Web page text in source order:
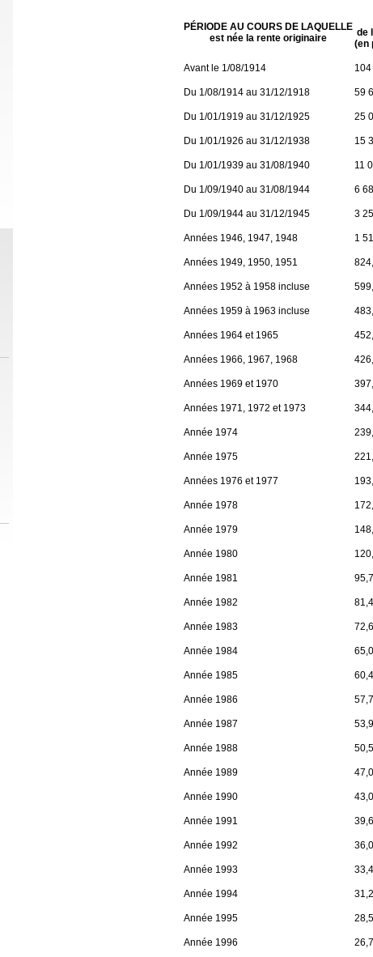
PÉRIODE AU COURS DE LAQUELLE
est née la rente originaire
de
(en
Avant le 1/08/1914
Du 1/08/1914 au 31/12/1918 59
Du 1/01/1919 au 31/12/1925 25
Du 1/01/1926 au 31/12/1938 15
Du 1/01/1939 au 31/08/1940 11
Du 1/09/1940 au 31/08/1944 6
Du 1/09/1944 au 31/12/1945 3
Années 1946, 1947, 1948 1
Années 1949, 1950, 1951
Années 1952 à 1958 incluse
Années 1959 à 1963 incluse
Années 1964 et 1965
Années 1966, 1967, 1968
Années 1969 et 1970
Années 1971, 1972 et 1973
Année 1974
Année 1975
Années 1976 et 1977
Année 1978
Année 1979
Année 1980
Année 1981
Année 1982
Année 1983
Année 1984
Année 1985
Année 1986
Année 1987
Année 1988
Année 1989
Année 1990
Année 1991
Année 1992
Année 1993
Année 1994
Année 1995
Année 1996